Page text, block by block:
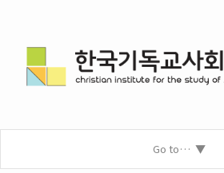
Go to…